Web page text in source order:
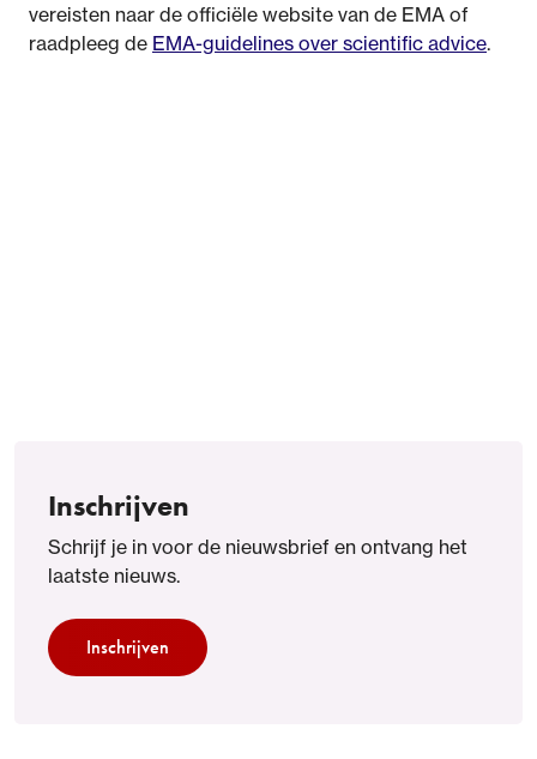
vereisten naar de officiële website van de EMA of
raadpleeg de EMA-guidelines over scientific advice.
Inschrijven
Schrijf je in voor de nieuwsbrief en ontvang het
laatste nieuws.
Inschrijven